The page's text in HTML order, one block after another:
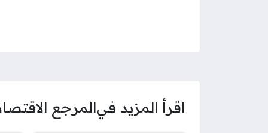
اقرأ المزيد فيالمرجع